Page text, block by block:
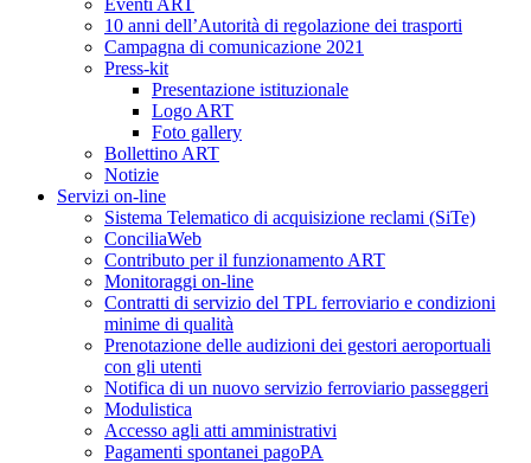
Eventi ART
10 anni dell’Autorità di regolazione dei trasporti
Campagna di comunicazione 2021
Press-kit
Presentazione istituzionale
Logo ART
Foto gallery
Bollettino ART
Notizie
Servizi on-line
Sistema Telematico di acquisizione reclami (SiTe)
ConciliaWeb
Contributo per il funzionamento ART
Monitoraggi on-line
Contratti di servizio del TPL ferroviario e condizioni
minime di qualità
Prenotazione delle audizioni dei gestori aeroportuali
con gli utenti
Notifica di un nuovo servizio ferroviario passeggeri
Modulistica
Accesso agli atti amministrativi
Pagamenti spontanei pagoPA